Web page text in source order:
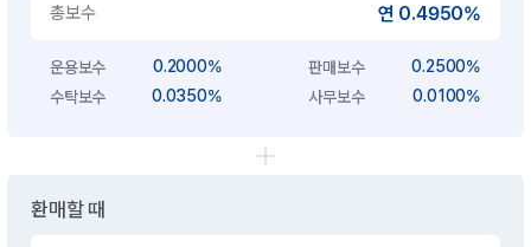
총보수 연 0.4950%
운용보수 0.2000% 판매보수
0.2500%
수탁보수
0.0350% 사무보수 0.0100%
환매할 때